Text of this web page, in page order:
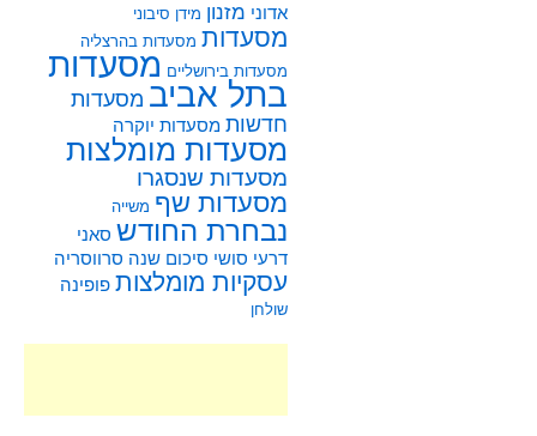
אדוני מזנון מידן סיבוני
מסעדות מסעדות בהרצליה
מסעדות בירושליים מסעדות
בתל אביב מסעדות
חדשות מסעדות יוקרה
מסעדות מומלצות
מסעדות שנסגרו
מסעדות שף משייה
נבחרת החודש סאני
דרעי סושי סיכום שנה סרווסריה
עסקיות מומלצות פופינה
שולחן